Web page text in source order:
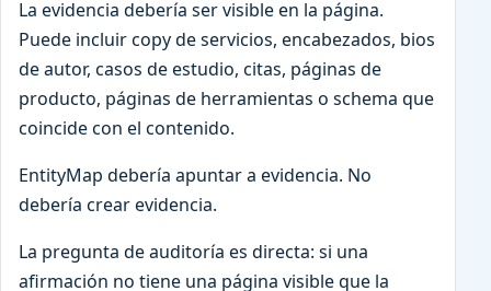
La evidencia debería ser visible en la página.
Puede incluir copy de servicios, encabezados, bios
de autor, casos de estudio, citas, páginas de
producto, páginas de herramientas o schema que
coincide con el contenido.
EntityMap debería apuntar a evidencia. No
debería crear evidencia.
La pregunta de auditoría es directa: si una
afirmación no tiene una página visible que la